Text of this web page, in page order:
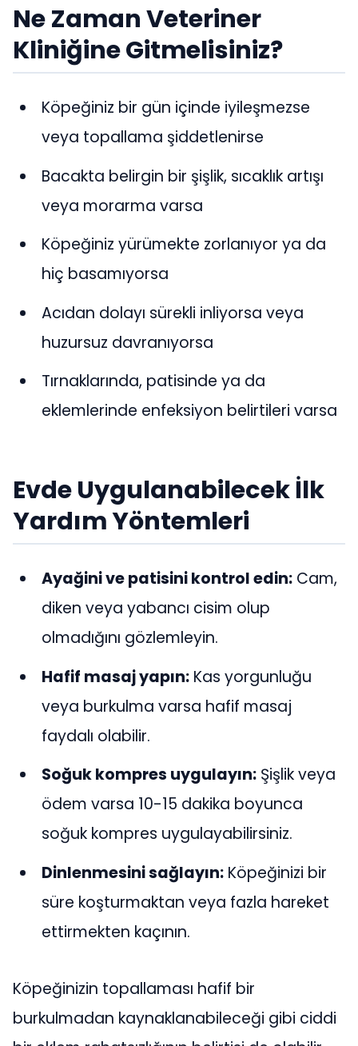
Ne Zaman Veteriner
Kliniğine Gitmelisiniz?
Köpeğiniz bir gün içinde iyileşmezse
veya topallama şiddetlenirse
Bacakta belirgin bir şişlik, sıcaklık artışı
veya morarma varsa
Köpeğiniz yürümekte zorlanıyor ya da
hiç basamıyorsa
Acıdan dolayı sürekli inliyorsa veya
huzursuz davranıyorsa
Tırnaklarında, patisinde ya da
eklemlerinde enfeksiyon belirtileri varsa
Evde Uygulanabilecek İlk
Yardım Yöntemleri
Ayağini ve patisini kontrol edin: Cam,
diken veya yabancı cisim olup
olmadığını gözlemleyin.
Hafif masaj yapın: Kas yorgunluğu
veya burkulma varsa hafif masaj
faydalı olabilir.
Soğuk kompres uygulayın: Şişlik veya
ödem varsa 10-15 dakika boyunca
soğuk kompres uygulayabilirsiniz.
Dinlenmesini sağlayın: Köpeğinizi bir
süre koşturmaktan veya fazla hareket
ettirmekten kaçının.
Köpeğinizin topallaması hafif bir
burkulmadan kaynaklanabileceği gibi ciddi